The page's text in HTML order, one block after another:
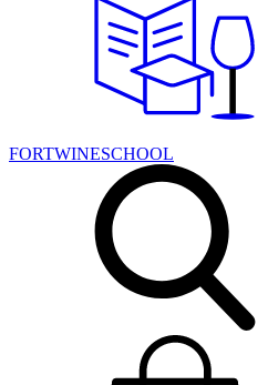
FORTWINESCHOOL